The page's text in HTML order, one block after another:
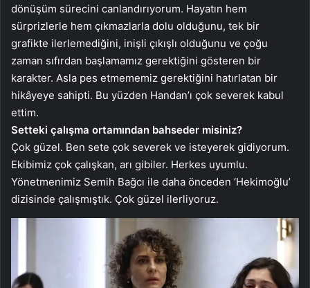
dönüşüm sürecini canlandırıyorum. Hayatın hem
sürprizlerle hem çıkmazlarla dolu olduğunu, tek bir
grafikte ilerlemediğini, inişli çıkışlı olduğunu ve çoğu
zaman sıfırdan başlamamız gerektiğini gösteren bir
karakter. Asla pes etmememiz gerektiğini hatırlatan bir
hikâyeye sahipti. Bu yüzden Handan’ı çok severek kabul
ettim.
Setteki çalışma ortamından bahseder misiniz?
Çok güzel. Ben sete çok severek ve isteyerek gidiyorum.
Ekibimiz çok çalışkan, arı gibiler. Herkes uyumlu.
Yönetmenimiz Semih Bağcı ile daha önceden ‘Hekimoğlu’
dizisinde çalışmıştık. Çok güzel ilerliyoruz.